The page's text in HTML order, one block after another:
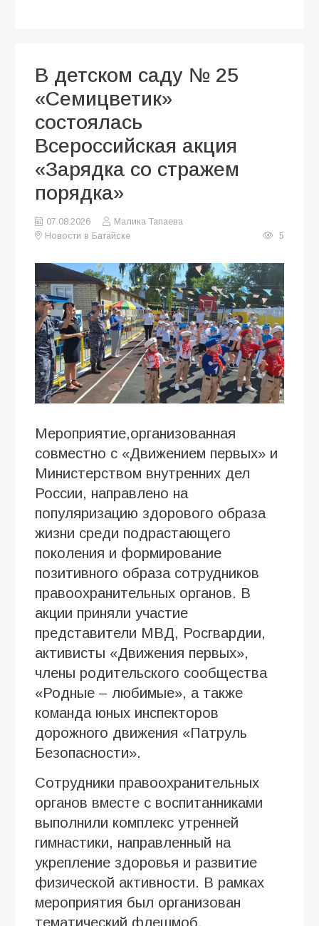
В детском саду № 25
«Семицветик»
состоялась
Всероссийская акция
«Зарядка со стражем
порядка»
07.08.2026
Малика Тапаева
Новости в Батайске
5
Мероприятие,организованная
совместно с «Движением первых» и
Министерством внутренних дел
России, направлено на
популяризацию здорового образа
жизни среди подрастающего
поколения и формирование
позитивного образа сотрудников
правоохранительных органов. В
акции приняли участие
представители МВД, Росгвардии,
активисты «Движения первых»,
члены родительского сообщества
«Родные – любимые», а также
команда юных инспекторов
дорожного движения «Патруль
Безопасности».
Сотрудники правоохранительных
органов вместе с воспитанниками
выполнили комплекс утренней
гимнастики, направленный на
укрепление здоровья и развитие
физической активности. В рамках
мероприятия был организован
тематический флешмоб,